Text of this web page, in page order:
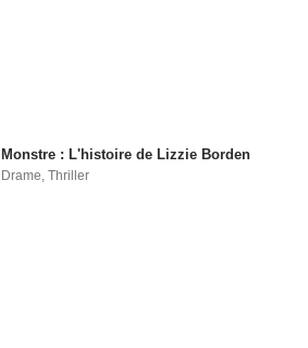
Monstre : L'histoire de Lizzie Borden
Drame,Thriller